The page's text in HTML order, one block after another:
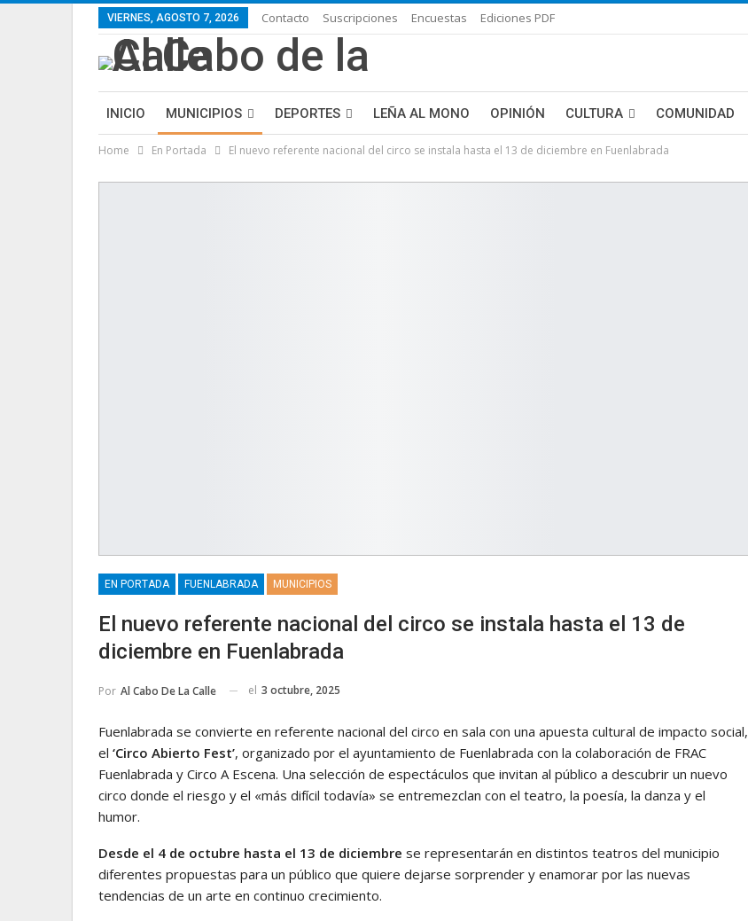
VIERNES, AGOSTO 7, 2026 Contacto Suscripciones Encuestas Ediciones PDF
INICIO MUNICIPIOS DEPORTES LEÑA AL MONO OPINIÓN CULTURA COMUNIDAD
LIFESTYLE PURA FICCIÓN: LAS HISTORIAS DE BLANCA MAS NOTICIAS
Home En Portada El nuevo referente nacional del circo se instala hasta el 13 de diciembre en Fuenlabrada
EN PORTADA FUENLABRADA MUNICIPIOS
El nuevo referente nacional del circo se instala hasta el 13 de
diciembre en Fuenlabrada
Por Al Cabo De La Calle el 3 octubre, 2025
Fuenlabrada se convierte en referente nacional del circo en sala con una apuesta cultural de impacto social,
el ‘Circo Abierto Fest’, organizado por el ayuntamiento de Fuenlabrada con la colaboración de FRAC
Fuenlabrada y Circo A Escena. Una selección de espectáculos que invitan al público a descubrir un nuevo
circo donde el riesgo y el «más difícil todavía» se entremezclan con el teatro, la poesía, la danza y el
humor.
Desde el 4 de octubre hasta el 13 de diciembre se representarán en distintos teatros del municipio
diferentes propuestas para un público que quiere dejarse sorprender y enamorar por las nuevas
tendencias de un arte en continuo crecimiento.